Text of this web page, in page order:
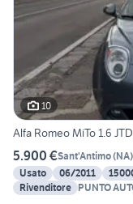
10
Alfa Romeo MiTo 1.6
5.900 €Sant'Antimo(NA)
Usato
06/2011
Rivenditore PUNTO